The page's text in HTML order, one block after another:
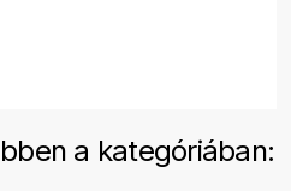
a kategóriában: